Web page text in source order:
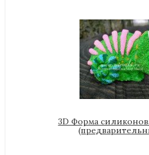
3D Форма